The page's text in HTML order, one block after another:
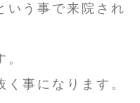
いう事で来院され
事になります。